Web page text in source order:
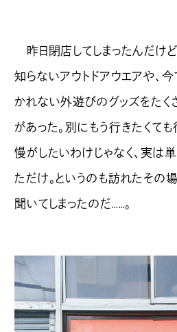
昨日閉店してしまったんだけ
知らないアウトドアウエアや、
かれない外遊びのグッズをたく
があった。別にもう行きたくて
慢がしたいわけじゃなく、実は
ただけ。というのも訪れたその
聞いてしまったのだ……。